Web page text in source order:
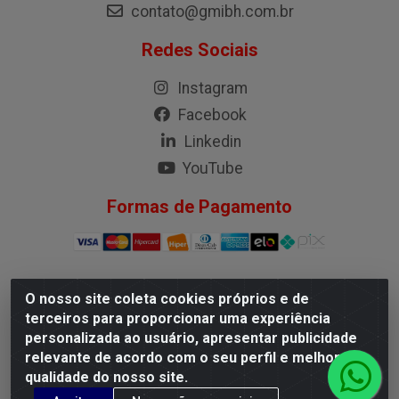
O nosso site coleta cookies próprios e de
terceiros para proporcionar uma experiência
personalizada ao usuário, apresentar publicidade
relevante de acordo com o seu perfil e melhorar a
qualidade do nosso site.
contato@gmibh.com.br
Redes Sociais
Instagram
Facebook
Linkedin
YouTube
Formas de Pagamento
G.M.I. Distribuidora LTDA - Rua Conselheiro Pena, 50 -
Santa Branca, Belo Horizonte/MG - CEP 31.710-150 -
CNPJ 04.098.359/0001-02